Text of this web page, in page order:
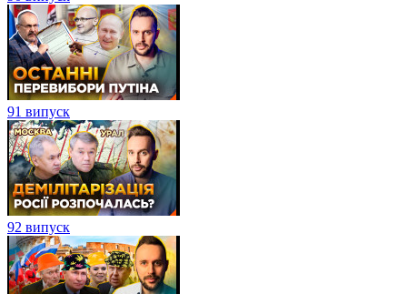
91 випуск
92 випуск